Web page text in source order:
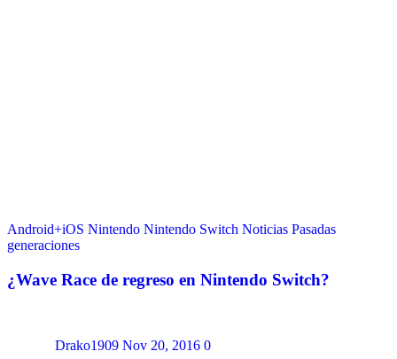
Android+iOS Nintendo Nintendo Switch Noticias Pasadas
generaciones
¿Wave Race de regreso en Nintendo Switch?
Drako1909 Nov 20, 2016 0